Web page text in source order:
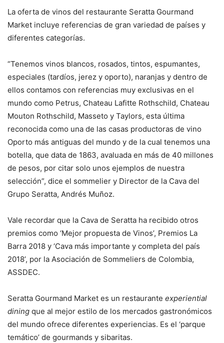
La oferta de vinos del restaurante Seratta Gourmand
Market incluye referencias de gran variedad de países y
diferentes categorías.
“Tenemos vinos blancos, rosados, tintos, espumantes,
especiales (tardíos, jerez y oporto), naranjas y dentro de
ellos contamos con referencias muy exclusivas en el
mundo como Petrus, Chateau Lafitte Rothschild, Chateau
Mouton Rothschild, Masseto y Taylors, esta última
reconocida como una de las casas productoras de vino
Oporto más antiguas del mundo y de la cual tenemos una
botella, que data de 1863, avaluada en más de 40 millones
de pesos, por citar solo unos ejemplos de nuestra
selección”, dice el sommelier y Director de la Cava del
Grupo Seratta, Andrés Muñoz.
Vale recordar que la Cava de Seratta ha recibido otros
premios como ‘Mejor propuesta de Vinos’, Premios La
Barra 2018 y ‘Cava más importante y completa del país
2018’, por la Asociación de Sommeliers de Colombia,
ASSDEC.
Seratta Gourmand Market es un restaurante experiential
dining que al mejor estilo de los mercados gastronómicos
del mundo ofrece diferentes experiencias. Es el ‘parque
temático’ de gourmands y sibaritas.